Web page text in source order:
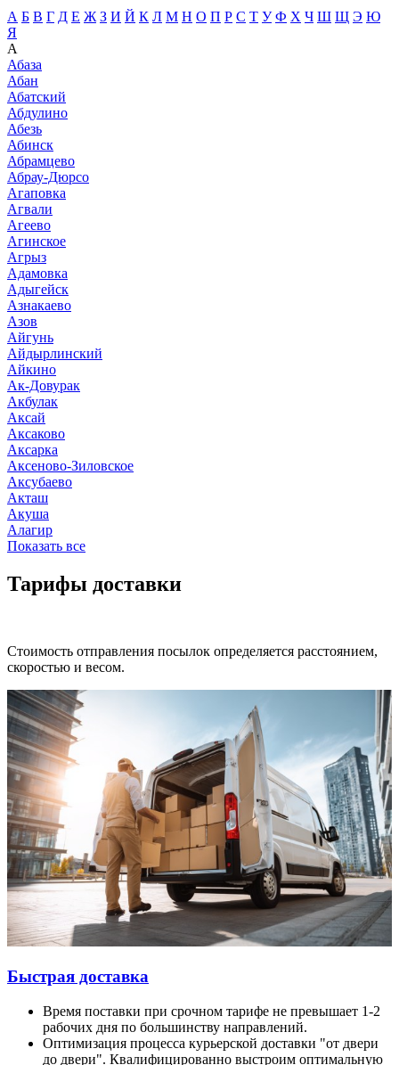
А Б В Г Д Е Ж З И Й К Л М Н О П Р С Т У Ф Х Ч Ш Щ Э Ю
Я
А
Абаза
Абан
Абатский
Абдулино
Абезь
Абинск
Абрамцево
Абрау-Дюрсо
Агаповка
Агвали
Агеево
Агинское
Агрыз
Адамовка
Адыгейск
Азнакаево
Азов
Айгунь
Айдырлинский
Айкино
Ак-Довурак
Акбулак
Аксай
Аксаково
Аксарка
Аксеново-Зиловское
Аксубаево
Акташ
Акуша
Алагир
Показать все
Тарифы доставки
Стоимость отправления посылок определяется расстоянием,
скоростью и весом.
Быстрая доставка
Время поставки при срочном тарифе не превышает 1-2
рабочих дня по большинству направлений.
Оптимизация процесса курьерской доставки "от двери
до двери". Квалифицированно выстроим оптимальную